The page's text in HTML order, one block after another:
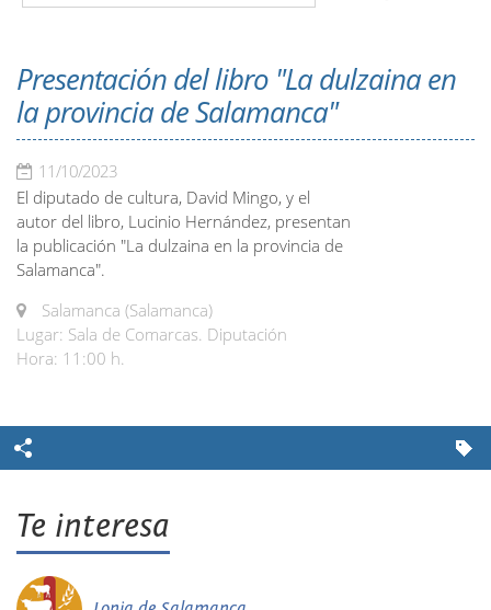
Presentación del libro "La dulzaina en
la provincia de Salamanca"
11/10/2023
El diputado de cultura, David Mingo, y el
autor del libro, Lucinio Hernández, presentan
la publicación "La dulzaina en la provincia de
Salamanca".
Salamanca (Salamanca)
Lugar: Sala de Comarcas. Diputación
Hora: 11:00 h.
Te interesa